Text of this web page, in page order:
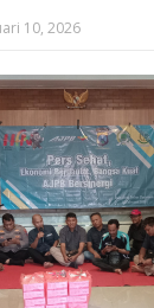
10, 2026